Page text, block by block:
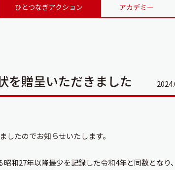
ひとつなぎアクション アカデミー
を贈呈いただきました
たのでお知らせいたします。
和27年以降最少を記録した令和4年と同数となり、